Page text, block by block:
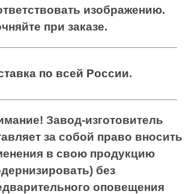
изображению.
при заказе.
по всей России.
Завод-изготовитель
за собой право вносить
в свою продукцию
без
оповещения